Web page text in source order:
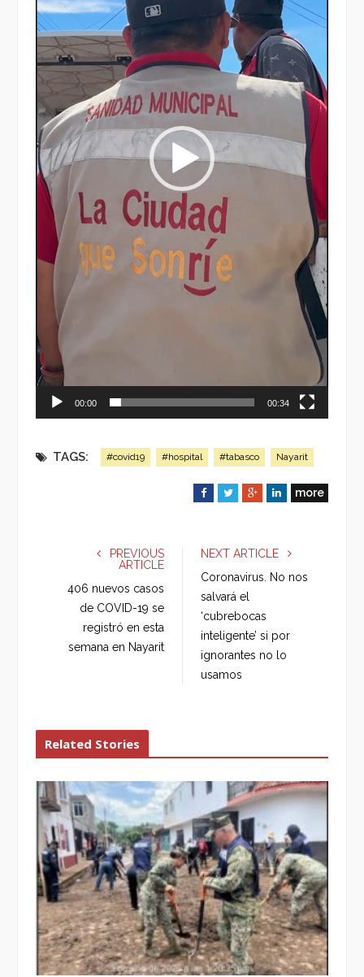
00:00 00:34
TAGS: #covid19 #hospital #tabasco Nayarit
F
e
k
T
G
g
L
more
PREVIOUS
ARTICLE
406 nuevos casos
de COVID-19 se
registró en esta
semana en Nayarit
NEXT ARTICLE
Coronavirus. No nos
salvará el
‘cubrebocas
inteligente’ si por
ignorantes no lo
usamos
Related Stories